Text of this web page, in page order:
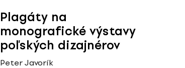
Plagáty na
monografické výstavy
poľských dizajnérov
Peter Javorík